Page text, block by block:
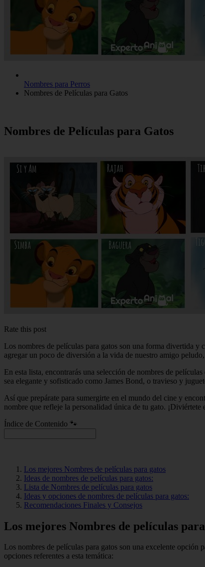
Nombres para Perros
Nombres de Películas para Gatos
Nombres de Películas para Gatos
Rate this post
Los nombres de películas para gatos son una forma divertida y
agregar un poco de diversión a la vida de nuestro amigo
En esta lista, encontrarás una selección de nombres de
sea elegante y sofisticado como James Bond, o travieso y
Así que prepárate para sumergirte en el mundo del cine y
nombre que refleje la personalidad única de tu gato.
Índice de Contenido 🐾
Los mejores Nombres de películas para gatos
Ideas de nombres de películas para gatos:
Lista de Nombres de películas para gatos
Ideas y opciones de nombres de películas para gatos:
Recomendaciones Finales y Consejos
Los mejores Nombres de películas
Los nombres de películas para gatos son una excelente opción
opciones referentes a esta temática: